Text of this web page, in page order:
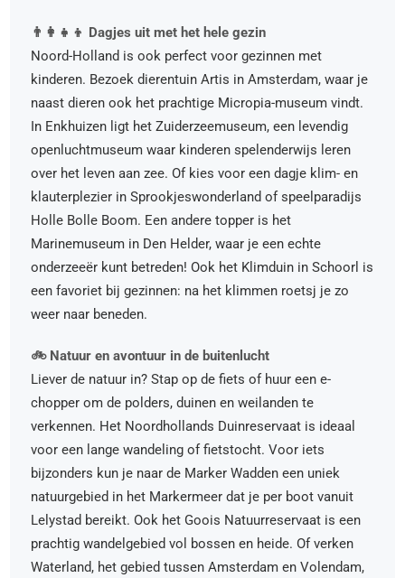
👨‍👩‍👧‍👦 Dagjes uit met het hele gezin
Noord-Holland is ook perfect voor gezinnen met
kinderen. Bezoek dierentuin Artis in Amsterdam, waar je
naast dieren ook het prachtige Micropia-museum vindt.
In Enkhuizen ligt het Zuiderzeemuseum, een levendig
openluchtmuseum waar kinderen spelenderwijs leren
over het leven aan zee. Of kies voor een dagje klim- en
klauterplezier in Sprookjeswonderland of speelparadijs
Holle Bolle Boom. Een andere topper is het
Marinemuseum in Den Helder, waar je een echte
onderzeeër kunt betreden! Ook het Klimduin in Schoorl is
een favoriet bij gezinnen: na het klimmen roetsj je zo
weer naar beneden.
🚲 Natuur en avontuur in de buitenlucht
Liever de natuur in? Stap op de fiets of huur een e-
chopper om de polders, duinen en weilanden te
verkennen. Het Noordhollands Duinreservaat is ideaal
voor een lange wandeling of fietstocht. Voor iets
bijzonders kun je naar de Marker Wadden een uniek
natuurgebied in het Markermeer dat je per boot vanuit
Lelystad bereikt. Ook het Goois Natuurreservaat is een
prachtig wandelgebied vol bossen en heide. Of verken
Waterland, het gebied tussen Amsterdam en Volendam,